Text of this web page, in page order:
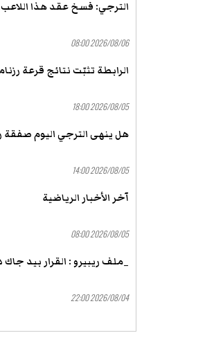
الترجي: فسخ عقد هذا
2026/08/06 08:00
الرابطة تثبّت نتائج قرعة
2026/08/05 18:00
هل ينهى الترجي اليوم صفقة
2026/08/05 14:00
آخر الأخبار الرياضية
2026/08/05 08:00
_ملف ريبيرو : القرار بيد جاك
2026/08/04 22:00